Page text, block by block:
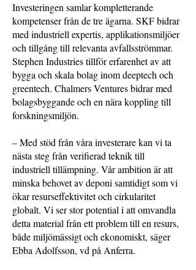
Investeringen samlar kompletterande
kompetenser från de tre ägarna. SKF bidrar
med industriell expertis, applikationsmiljöer
och tillgång till relevanta avfallsströmmar.
Stephen Industries tillför erfarenhet av att
bygga och skala bolag inom deeptech och
greentech. Chalmers Ventures bidrar med
bolagsbyggande och en nära koppling till
forskningsmiljön.
– Med stöd från våra investerare kan vi ta
nästa steg från verifierad teknik till
industriell tillämpning. Vår ambition är att
minska behovet av deponi samtidigt som vi
ökar resurseffektivitet och cirkularitet
globalt. Vi ser stor potential i att omvandla
detta material från ett problem till en resurs,
både miljömässigt och ekonomiskt, säger
Ebba Adolfsson, vd på Anferra.